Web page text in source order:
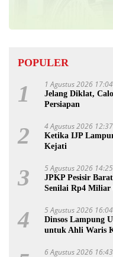
POPULER
1 1 Agustus 2026 17:04
Jelang Diklat,
Persiapan
2 4 Agustus 2026 12:37
Ketika IJP
Kejati
3 5 Agustus 2026 14:25
JPKP Pesisir
Senilai Rp4
4 5 Agustus 2026 16:04
Dinsos Lampung
untuk Ahli Waris
6 Agustus 2026 16:43